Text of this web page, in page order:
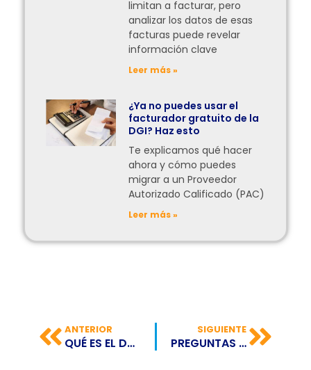
limitan a facturar, pero
analizar los datos de esas
facturas puede revelar
información clave
Leer más »
¿Ya no puedes usar el
facturador gratuito de la
DGI? Haz esto
Te explicamos qué hacer
ahora y cómo puedes
migrar a un Proveedor
Autorizado Calificado (PAC)
Leer más »
ANTERIOR
QUÉ ES EL DOCUMENTO SOPORTE DE PAGO DE NÓMINA ELECTRÓNICA
SIGUIENTE
PREGUNTAS Y RESPUESTAS DEL REGISTRO DE COMPRAS Y VENTAS EN BOLIVIA